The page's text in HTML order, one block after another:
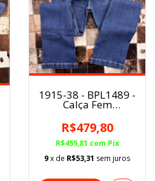
1915-38 - BPL1489 -
Calça Fem
Buphallos
R$479,80
R$455,81 com Pix
9x de R$53,31 sem juros